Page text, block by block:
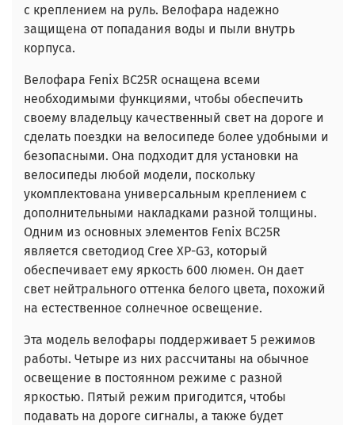
с креплением на руль. Велофара надежно
защищена от попадания воды и пыли внутрь
корпуса.
Велофара Fenix BC25R оснащена всеми
необходимыми функциями, чтобы обеспечить
своему владельцу качественный свет на дороге и
сделать поездки на велосипеде более удобными и
безопасными. Она подходит для установки на
велосипеды любой модели, поскольку
укомплектована универсальным креплением с
дополнительными накладками разной толщины.
Одним из основных элементов Fenix BC25R
является светодиод Cree XP-G3, который
обеспечивает ему яркость 600 люмен. Он дает
свет нейтрального оттенка белого цвета, похожий
на естественное солнечное освещение.
Эта модель велофары поддерживает 5 режимов
работы. Четыре из них рассчитаны на обычное
освещение в постоянном режиме с разной
яркостью. Пятый режим пригодится, чтобы
подавать на дороге сигналы, а также будет